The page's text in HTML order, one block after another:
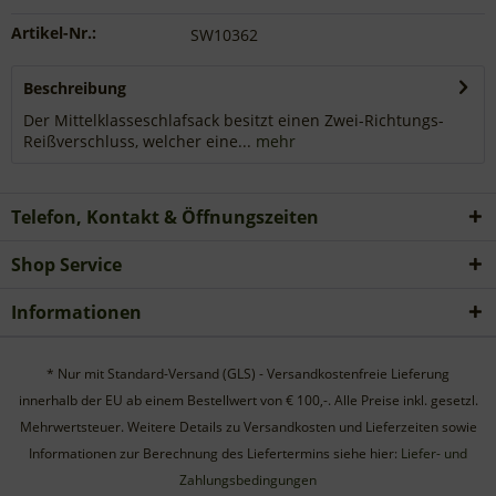
Artikel-Nr.: SW10362
Beschreibung
Der Mittelklasseschlafsack besitzt einen Zwei-Richtungs-
Reißverschluss, welcher eine... mehr
Telefon, Kontakt & Öffnungszeiten
Shop Service
Informationen
* Nur mit Standard-Versand (GLS) - Versandkostenfreie Lieferung
innerhalb der EU ab einem Bestellwert von € 100,-. Alle Preise inkl. gesetzl.
Mehrwertsteuer. Weitere Details zu Versandkosten und Lieferzeiten sowie
Informationen zur Berechnung des Liefertermins siehe hier: Liefer- und
Zahlungsbedingungen